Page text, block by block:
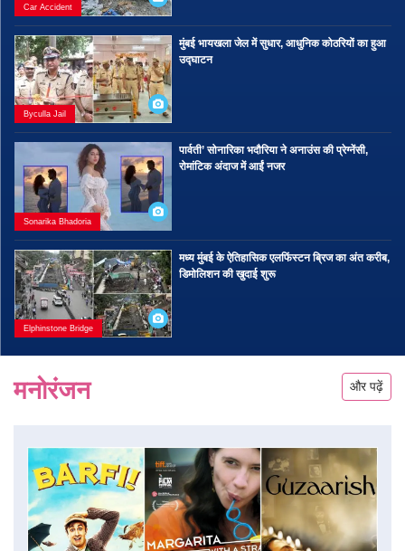
Car Accident
Byculla Jail
मुंबई भायखला जेल में सुधार, आधुनिक कोठरियों का हुआ
उद्घाटन
Sonarika Bhadoria
पार्वती’ सोनारिका भदौरिया ने अनाउंस की प्रेग्नेंसी,
रोमांटिक अंदाज में आईं नजर
Elphinstone Bridge
मध्य मुंबई के ऐतिहासिक एलफिंस्टन ब्रिज का अंत करीब,
डिमोलिशन की खुदाई शुरू
मनोरंजन और पढ़ें